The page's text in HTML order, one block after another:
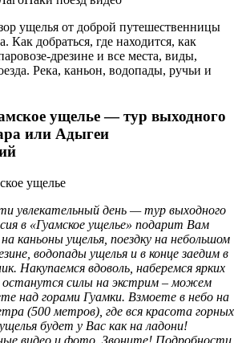
ущелья от доброй путешественницы
добраться, где находится, как
дрезине и все места, виды,
Река, каньон, водопады, ручьи и
ущелье — тур выходного
или Адыгеи
увлекательный день — тур выходного
в «Гуамское ущелье» подарит Вам
каньоны ущелья, поездку на небольшом
водопады ущелья и в конце заедим в
Накупаемся вдоволь, наберемся ярких
останутся силы на экстрим – можем
над горами Гуамки. Взмоете в небо на
(500 метров), где вся красота горных
будет у Вас как на ладони!
видео и фото. Звоните! Подробности